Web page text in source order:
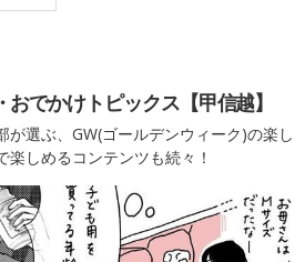
おでかけトピックス【甲信越】
が選ぶ、GW(ゴールデンウィーク)の楽し
楽しめるコンテンツも続々！